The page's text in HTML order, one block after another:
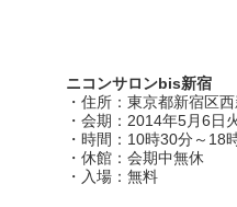
ニコンサロンbis新宿
・住所：東京都新宿区
・会期：2014年5月6日
・時間：10時30分～18
・休館：会期中無休
・入場：無料